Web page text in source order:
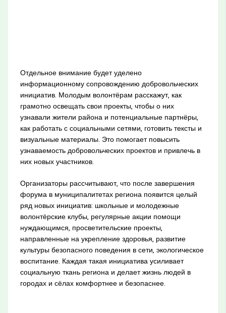
Отдельное внимание будет уделено
информационному сопровождению добровольческих
инициатив. Молодым волонтёрам расскажут, как
грамотно освещать свои проекты, чтобы о них
узнавали жители района и потенциальные партнёры,
как работать с социальными сетями, готовить тексты и
визуальные материалы. Это помогает повысить
узнаваемость добровольческих проектов и привлечь в
них новых участников.
Организаторы рассчитывают, что после завершения
форума в муниципалитетах региона появится целый
ряд новых инициатив: школьные и молодежные
волонтёрские клубы, регулярные акции помощи
нуждающимся, просветительские проекты,
направленные на укрепление здоровья, развитие
культуры безопасного поведения в сети, экологическое
воспитание. Каждая такая инициатива усиливает
социальную ткань региона и делает жизнь людей в
городах и сёлах комфортнее и безопаснее.